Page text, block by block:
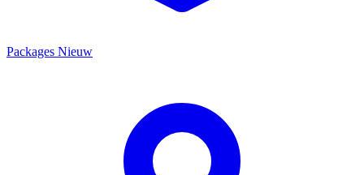
Packages Nieuw